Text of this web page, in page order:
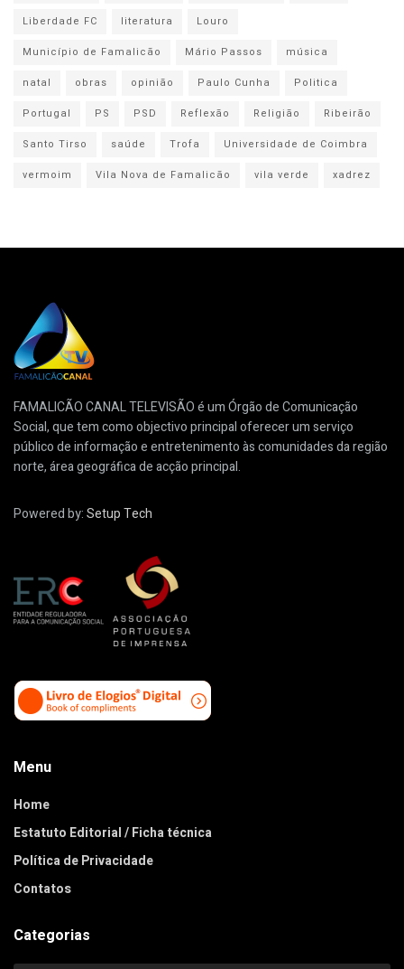
Liberdade FC
literatura
Louro
Município de Famalicão
Mário Passos
música
natal
obras opinião Paulo Cunha
Politica
Portugal
PS PSD Reflexão Religião
Ribeirão
Santo Tirso
saúde Trofa
Universidade de Coimbra
vermoim
Vila Nova de Famalicão vila verde xadrez
FAMALICÃO CANAL TELEVISÃO é um Órgão de Comunicação
Social, que tem como objectivo principal oferecer um serviço
público de informação e entretenimento às comunidades da região
norte, área geográfica de acção principal.
Powered by:Setup Tech
Menu
Home
Estatuto Editorial / Ficha técnica
Política de Privacidade
Contatos
Categorias